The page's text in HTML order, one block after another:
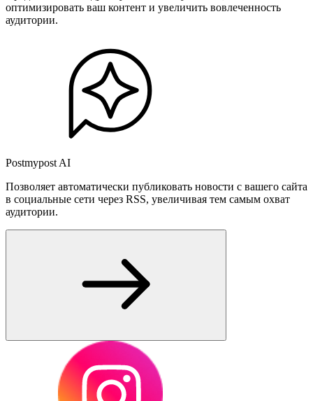
оптимизировать ваш контент и увеличить вовлеченность
аудитории.
Postmypost AI
Позволяет автоматически публиковать новости с вашего сайта
в социальные сети через RSS, увеличивая тем самым охват
аудитории.